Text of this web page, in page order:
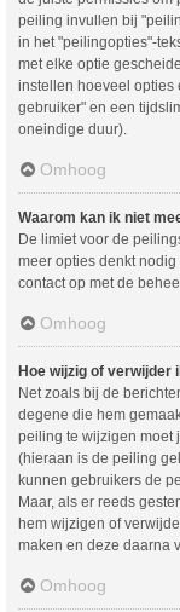
peiling invullen bij
in het "peilingopties"-
met elke optie
instellen hoeveel opties
gebruiker" en een
oneindige duur).
Omhoog
Waarom kan ik niet
De limiet voor de
meer opties denkt
contact op met de
Omhoog
Hoe wijzig of verwijder
Net zoals bij de
degene die hem
peiling te wijzigen moet
(hieraan is de peiling
kunnen gebruikers de
Maar, als er reeds
hem wijzigen of
maken en deze daarna
Omhoog